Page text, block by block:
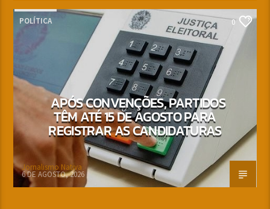
POLÍTICA 0
APÓS CONVENÇÕES, PARTIDOS
TÊM ATÉ 15 DE AGOSTO PARA
REGISTRAR AS CANDIDATURAS
Jornalismo Nativa
6 DE AGOSTO, 2026